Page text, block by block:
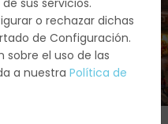
sus servicios.
o rechazar dichas
de Configuración.
el uso de las
a nuestra Política de